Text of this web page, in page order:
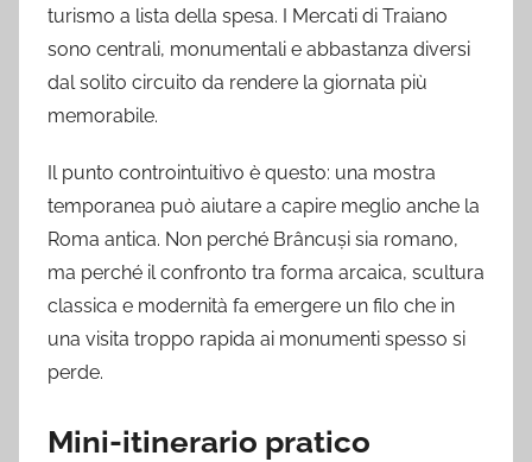
turismo a lista della spesa. I Mercati di Traiano
sono centrali, monumentali e abbastanza diversi
dal solito circuito da rendere la giornata più
memorabile.
Il punto controintuitivo è questo: una mostra
temporanea può aiutare a capire meglio anche la
Roma antica. Non perché Brâncuși sia romano,
ma perché il confronto tra forma arcaica, scultura
classica e modernità fa emergere un filo che in
una visita troppo rapida ai monumenti spesso si
perde.
Mini-itinerario pratico